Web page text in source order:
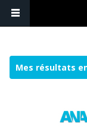
Mes résultats